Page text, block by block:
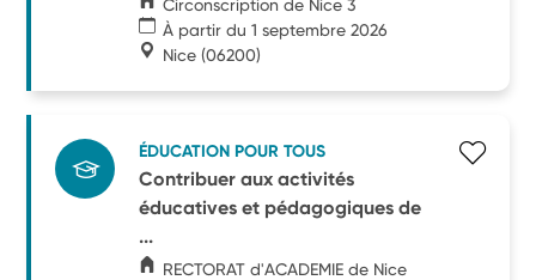
Circonscription de Nice 3
À partir du 1 septembre 2026
Nice (06200)
ÉDUCATION POUR TOUS
Contribuer aux activités
éducatives et pédagogiques de
...
RECTORAT d'ACADEMIE de Nice